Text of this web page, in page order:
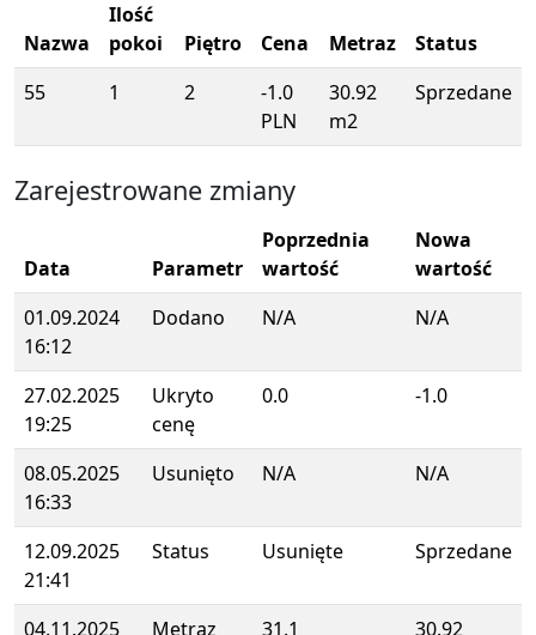
Nazwa
Ilość
pokoi
Piętro Cena Metraz
Status
55
1 2
-1.0
PLN
30.92
m2
Sprzedane
Zarejestrowane zmiany
Data Parametr
Poprzednia
wartość
Nowa
wartość
01.09.2024
16:12
Dodano N/A N/A
27.02.2025
19:25
Ukryto
cenę
0.0 -1.0
08.05.2025
16:33
Usunięto N/A N/A
12.09.2025
21:41
Status Usunięte Sprzedane
04.11.2025 Metraz 31.1 30.92